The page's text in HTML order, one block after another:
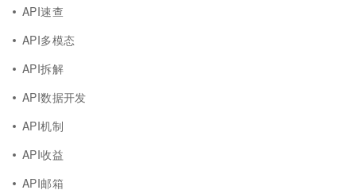
API速查
API多模态
API拆解
API数据开发
API机制
API收益
API邮箱